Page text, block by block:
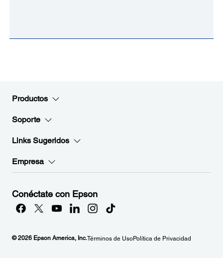
Productos
Soporte
Links Sugeridos
Empresa
Conéctate con Epson
© 2026 Epson America, Inc.Términos de UsoPolítica de Privacidad